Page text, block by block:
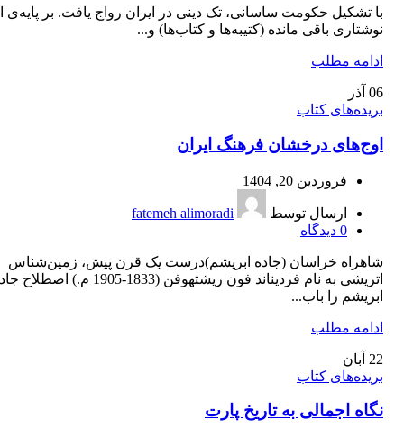
با تشکیل حکومت ساسانی، تک دینی در ایران رواج یافت. بر پایه‌ی
نوشتاری باقی مانده (کتیبه‌ها و کتاب‌ها) و...
ادامه مطلب
06 آذر
بریده‌های کتاب
اوج‌های درخشان فرهنگ ایران
فروردین 20, 1404
ارسال توسط
fatemeh alimoradi
0 دیدگاه
شاهراه خراسان (جاده‌ ابریشم)درست یک قرن پیش، زمین‌شناس
اتریشی به نام فردیناند فون ریشتهوفن (1833-1905 م.)
ابریشم را باب...
ادامه مطلب
22 آبان
بریده‌های کتاب
نگاه اجمالی به تاریخ پارت